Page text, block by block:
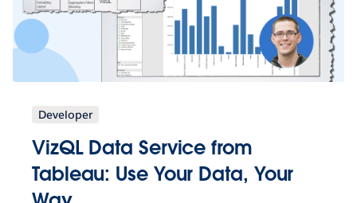
Developer
VizQL Data Service from
Tableau: Use Your Data, Your